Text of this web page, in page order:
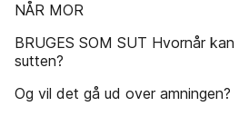
NÅR MOR
BRUGES SOM SUT Hvornår
sutten?
Og vil det gå ud over amningen?